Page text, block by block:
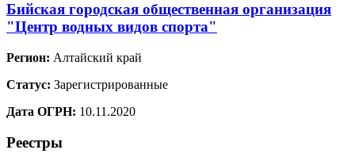
Бийская городская общественная организация
"Центр водных видов спорта"
Регион: Алтайский край
Статус: Зарегистрированные
Дата ОГРН: 10.11.2020
Реестры